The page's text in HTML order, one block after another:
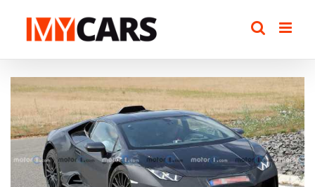
View
Larger
Image